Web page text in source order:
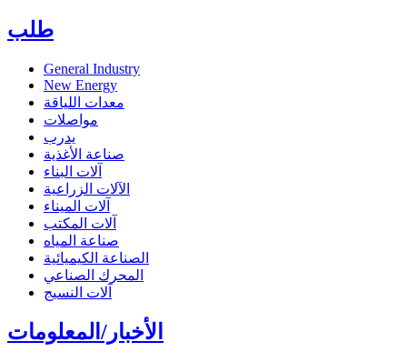
طلب
General Industry
New Energy
معدات اللياقة
مواصلات
يدرب
صناعة الأغذية
آلات البناء
الآلات الزراعية
آلات الميناء
آلات المكتب
صناعة المياه
الصناعة الكيميائية
المحرك الصناعي
آلات النسيج
الأخبار/المعلومات